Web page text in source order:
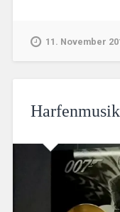
11. November